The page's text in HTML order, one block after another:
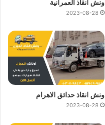
ونش انقاذ العمرانية
2023-08-28
ونش انقاذ حدائق الاهرام
2023-08-28